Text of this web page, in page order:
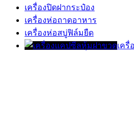
เครื่องปิดฝากระป๋อง
เครื่องห่อถาดอาหาร
เครื่องห่อสบู่ฟิล์มยืด
เค